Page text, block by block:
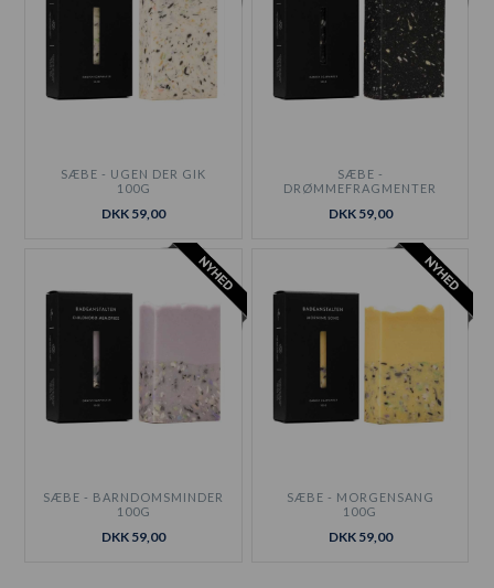
SÆBE - UGEN DER GIK
100G
DKK 59,00
SÆBE -
DRØMMEFRAGMENTER
DKK 59,00
SÆBE - BARNDOMSMINDER
100G
DKK 59,00
SÆBE - MORGENSANG
100G
DKK 59,00